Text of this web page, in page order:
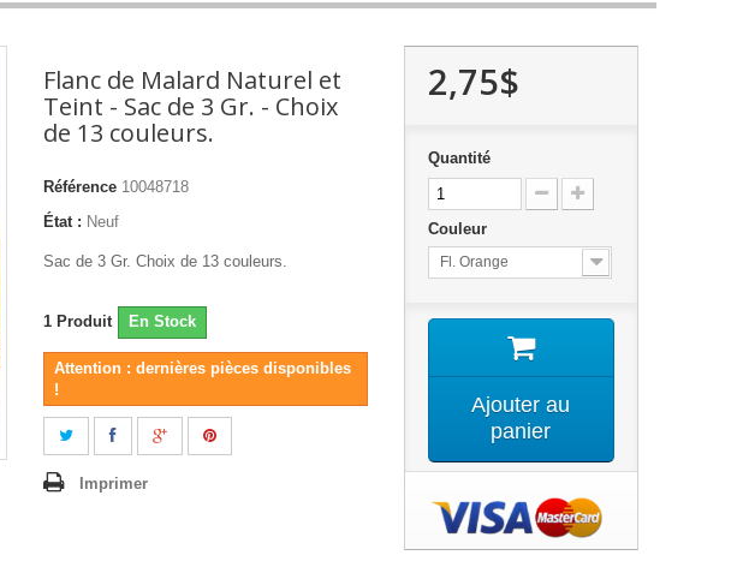
Flanc de Malard Naturel et
Teint - Sac de 3 Gr. - Choix
de 13 couleurs.
Référence 10048718
État : Neuf
Sac de 3 Gr. Choix de 13 couleurs.
1 Produit En Stock
Attention : dernières pièces disponibles
!
Imprimer
2,75$
Quantité
Couleur
Fl. Orange
Ajouter au
panier